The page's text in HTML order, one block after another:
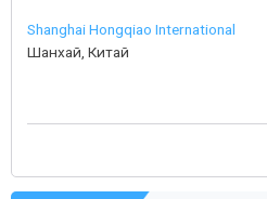
Shanghai Hongqiao International
Шанхай, Китай